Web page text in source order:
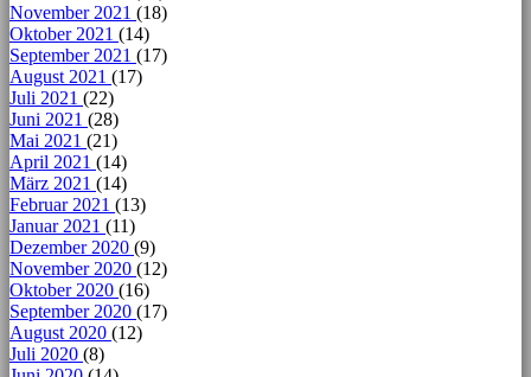
November 2021 (18)
Oktober 2021 (14)
September 2021 (17)
August 2021 (17)
Juli 2021 (22)
Juni 2021 (28)
Mai 2021 (21)
April 2021 (14)
März 2021 (14)
Februar 2021 (13)
Januar 2021 (11)
Dezember 2020 (9)
November 2020 (12)
Oktober 2020 (16)
September 2020 (17)
August 2020 (12)
Juli 2020 (8)